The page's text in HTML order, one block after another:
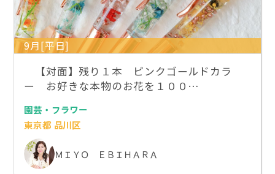
9月[平日]
【対面】残り１本 ピンクゴールドカラ
ー お好きな本物のお花を１００…
園芸・フラワー
東京都 品川区
ＭＩＹＯ ＥＢＩＨＡＲＡ